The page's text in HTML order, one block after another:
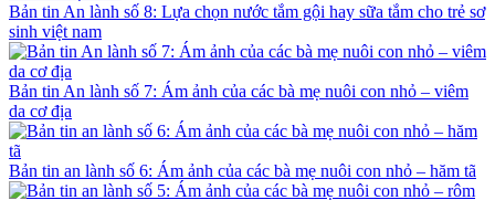
Bản tin An lành số 8: Lựa chọn nước tắm gội hay sữa tắm cho trẻ sơ
sinh việt nam
Bản tin An lành số 7: Ám ảnh của các bà mẹ nuôi con nhỏ – viêm
da cơ địa
Bản tin an lành số 6: Ám ảnh của các bà mẹ nuôi con nhỏ – hăm tã